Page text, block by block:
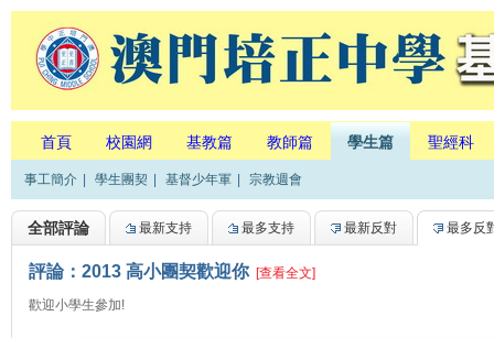
首頁 校園網 基教篇 教師篇 學生篇 聖經科
事工簡介 學生團契 基督少年軍 宗教週會
全部評論 最新支持 最多支持 最新反對 最多反
評論：2013 高小團契歡迎你 [查看全文]
歡迎小學生參加!